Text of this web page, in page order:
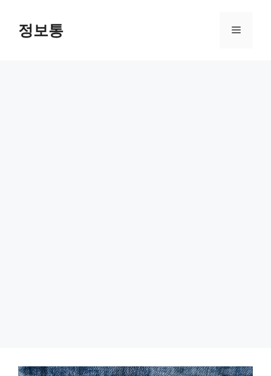
content정보통 Menu